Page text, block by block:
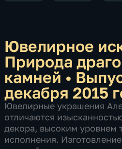
Ювелирное
Природа
камней •
декабря 2015
Ювелирные украшения
отличаются
декора, высоким уровнем
исполнения.